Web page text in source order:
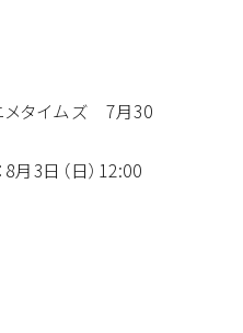
メタイムズ 7月30
月3日（日）12:00